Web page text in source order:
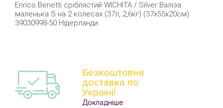
Enrico Benetti сріблястий WICHITA / Silver Валіза
маленька S на 2 колесах (37л, 2,6кг) (37x55x20см)
39030998-50 Нідерланди
Безкоштовна
доставка по
Україні!
Докладніше